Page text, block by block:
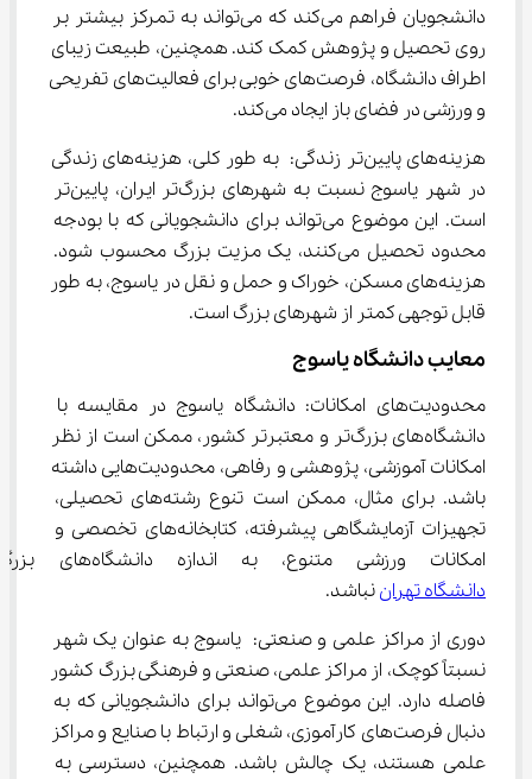
دانشجویان فراهم می‌کند که می‌تواند به تمرکز بیشتر بر
روی تحصیل و پژوهش کمک کند. همچنین، طبیعت زیبای
اطراف دانشگاه، فرصت‌های خوبی برای فعالیت‌های تفریحی
و ورزشی در فضای باز ایجاد می‌کند.
هزینه‌های پایین‌تر زندگی: به طور کلی، هزینه‌های زندگی
در شهر یاسوج نسبت به شهرهای بزرگ‌تر ایران، پایین‌تر
است. این موضوع می‌تواند برای دانشجویانی که با بودجه
محدود تحصیل می‌کنند، یک مزیت بزرگ محسوب شود.
هزینه‌های مسکن، خوراک و حمل و نقل در یاسوج، به طور
قابل توجهی کمتر از شهرهای بزرگ است.
معایب دانشگاه یاسوج
محدودیت‌های امکانات: دانشگاه یاسوج در مقایسه با
دانشگاه‌های بزرگ‌تر و معتبرتر کشور، ممکن است از نظر
امکانات آموزشی، پژوهشی و رفاهی، محدودیت‌هایی داشته
باشد. برای مثال، ممکن است تنوع رشته‌های تحصیلی،
تجهیزات آزمایشگاهی پیشرفته، کتابخانه‌های تخصصی و
امکانات ورزشی متنوع، به اندازه دانشگاه‌های بزرگ مانند
دانشگاه تهران نباشد.
دوری از مراکز علمی و صنعتی: یاسوج به عنوان یک شهر
نسبتاً کوچک، از مراکز علمی، صنعتی و فرهنگی بزرگ کشور
فاصله دارد. این موضوع می‌تواند برای دانشجویانی که به
دنبال فرصت‌های کارآموزی، شغلی و ارتباط با صنایع و مراکز
علمی هستند، یک چالش باشد. همچنین، دسترسی به